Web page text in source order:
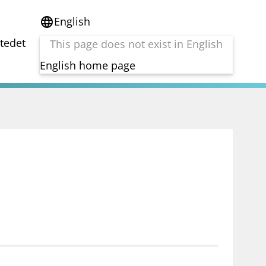
languageEnglish
This page does not exist in English
English home page